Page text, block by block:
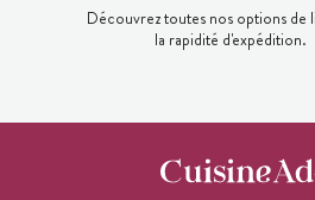
Découvrez toutes nos options de
la rapidité d'expédition.